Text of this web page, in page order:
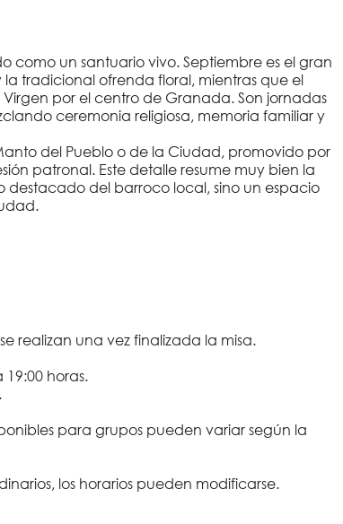
como un santuario vivo. Septiembre es el gran
tradicional ofrenda floral, mientras que el
por el centro de Granada. Son jornadas
ceremonia religiosa, memoria familiar y
del Pueblo o de la Ciudad, promovido por
patronal. Este detalle resume muy bien la
destacado del barroco local, sino un espacio
realizan una vez finalizada la misa.
19:00 horas.
para grupos pueden variar según la
los horarios pueden modificarse.